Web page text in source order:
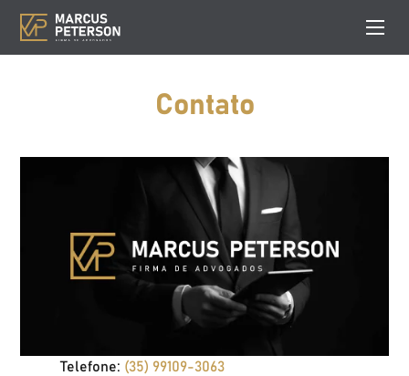
Contato
Telefone: (35) 99109-3063